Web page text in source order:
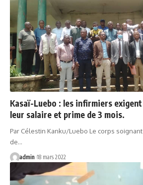
Kasaï-Luebo : les infirmiers
leur salaire et prime de 3 mois.
Par Célestin Kanku/Luebo Le corps
de…
admin 18 mars 2022